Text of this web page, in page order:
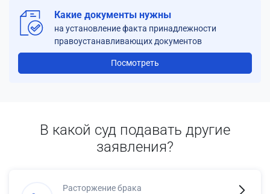
Какие документы нужны
на установление факта принадлежности
правоустанавливающих документов
Посмотреть
В какой суд подавать другие
заявления?
Расторжение брака